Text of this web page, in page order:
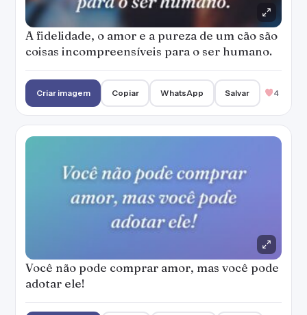
A fidelidade, o amor e a pureza de um cão são
coisas incompreensíveis para o ser humano.
Criar imagem Copiar WhatsApp Salvar 4
Você não pode comprar amor, mas você pode
adotar ele!